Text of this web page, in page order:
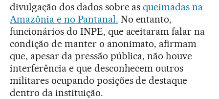
divulgação dos dados sobre asqueimadas na
Amazônia e no Pantanal. No entanto,
funcionários do INPE, que aceitaram falar na
condição de manter o anonimato, afirmam
que, apesar da pressão pública, não houve
interferência e que desconhecem outros
militares ocupando posições de destaque
dentro da instituição.